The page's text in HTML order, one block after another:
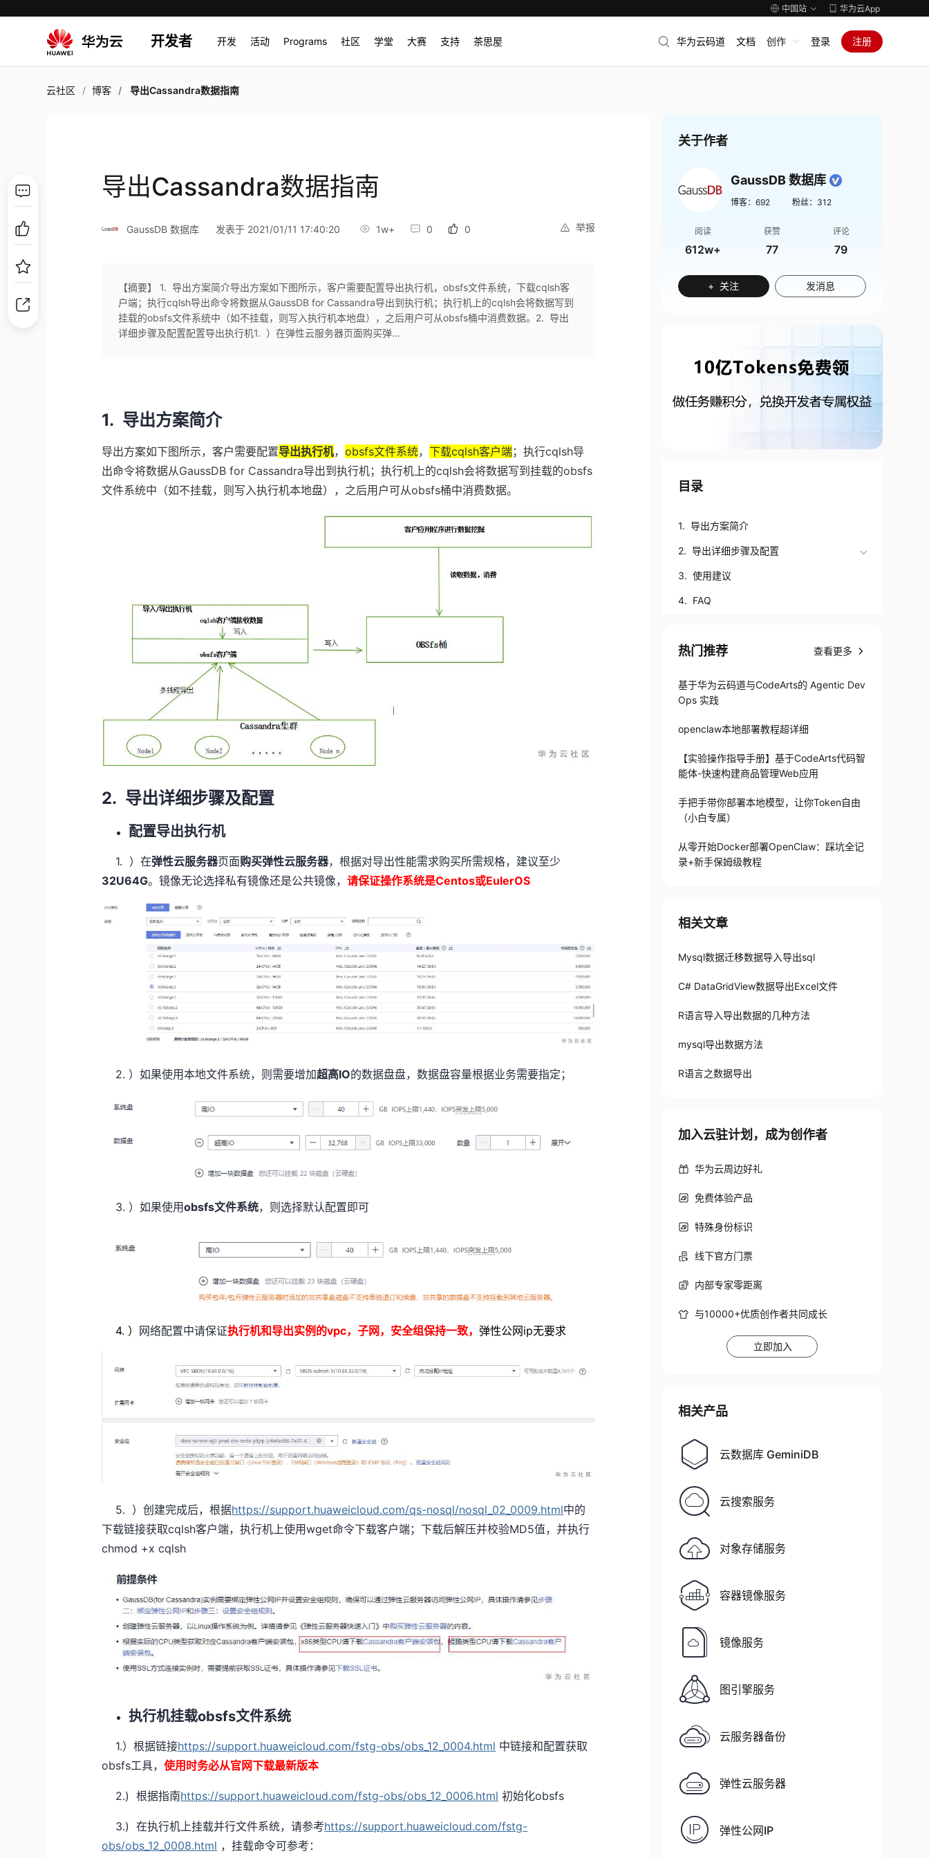
中国站 华为云App
开发者 开发 活动 Programs 社区 学堂 大赛 支持 茶思屋 华为云码道 文档 创作 登录 注册
云社区 博客 导出Cassandra数据指南
导出Cassandra数据指南
举报
GaussDB 数据库 发表于 2021/01/11 17:40:20 1w+ 0 0
【摘要】 1. 导出方案简介导出方案如下图所示，客户需要配置导出执行机，obsfs文件系统，下载cqlsh客
户端；执行cqlsh导出命令将数据从GaussDB for Cassandra导出到执行机；执行机上的cqlsh会将数据写到
挂载的obsfs文件系统中（如不挂载，则写入执行机本地盘），之后用户可从obsfs桶中消费数据。2. 导出
详细步骤及配置配置导出执行机1. ）在弹性云服务器页面购买弹...
1. 导出方案简介
导出方案如下图所示，客户需要配置导出执行机，obsfs文件系统，下载cqlsh客户端；执行cqlsh导
出命令将数据从GaussDB for Cassandra导出到执行机；执行机上的cqlsh会将数据写到挂载的obsfs
文件系统中（如不挂载，则写入执行机本地盘），之后用户可从obsfs桶中消费数据。
2. 导出详细步骤及配置
配置导出执行机
1. ）在弹性云服务器页面购买弹性云服务器，根据对导出性能需求购买所需规格，建议至少
32U64G。镜像无论选择私有镜像还是公共镜像，请保证操作系统是Centos或EulerOS
2. ）如果使用本地文件系统，则需要增加超高IO的数据盘盘，数据盘容量根据业务需要指定；
3. ）如果使用obsfs文件系统，则选择默认配置即可
4. ） 网络配置中请保证执行机和导出实例的vpc，子网，安全组保持一致， 弹性公网ip无要求
5. ）创建完成后，根据https://support.huaweicloud.com/qs-nosql/nosql_02_0009.html中的
下载链接获取cqlsh客户端，执行机上使用wget命令下载客户端；下载后解压并校验MD5值，并执行
chmod +x cqlsh
执行机挂载obsfs文件系统
1.）根据链接https://support.huaweicloud.com/fstg-obs/obs_12_0004.html 中链接和配置获取
obsfs工具，使用时务必从官网下载最新版本
2.) 根据指南https://support.huaweicloud.com/fstg-obs/obs_12_0006.html 初始化obsfs
3.) 在执行机上挂载并行文件系统，请参考https://support.huaweicloud.com/fstg-
obs/obs_12_0008.html ，挂载命令可参考：
关于作者
GaussDB 数据库
博客： 692 粉丝： 312
阅读
612w+
获赞
77
评论
79
+ 关注 发消息
目录
1. 导出方案简介
2. 导出详细步骤及配置
3. 使用建议
4. FAQ
热门推荐 查看更多
基于华为云码道与CodeArts的 Agentic Dev
Ops 实践
openclaw本地部署教程超详细
【实验操作指导手册】基于CodeArts代码智
能体-快速构建商品管理Web应用
手把手带你部署本地模型，让你Token自由
（小白专属）
从零开始Docker部署OpenClaw：踩坑全记
录+新手保姆级教程
相关文章
Mysql数据迁移数据导入导出sql
C# DataGridView数据导出Excel文件
R语言导入导出数据的几种方法
mysql导出数据方法
R语言之数据导出
加入云驻计划，成为创作者
华为云周边好礼
免费体验产品
特殊身份标识
线下官方门票
内部专家零距离
与10000+优质创作者共同成长
立即加入
相关产品
云数据库 GeminiDB
云搜索服务
对象存储服务
容器镜像服务
镜像服务
图引擎服务
云服务器备份
弹性云服务器
弹性公网IP